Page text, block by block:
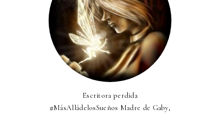
Escritora perdida
#MásAlládelosSueños Madre de Gaby,